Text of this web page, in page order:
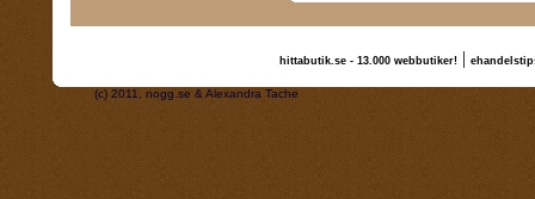
hittabutik.se - 13.000 webbutiker!|
(c) 2011, nogg.se & Alexandra Tache